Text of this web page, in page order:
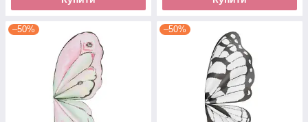
–50% –50%